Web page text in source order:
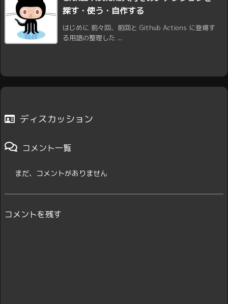
探す・使う・自作する
はじめに 前々回、前回と Github Actions に登場す
る用語の整理した ...
ディスカッション
コメント一覧
まだ、コメントがありません
コメントを残す